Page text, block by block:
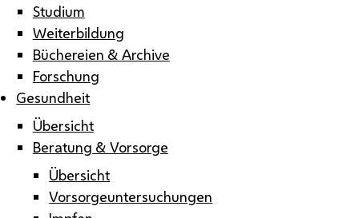
Studium
Weiterbildung
Büchereien & Archive
Forschung
Gesundheit
Übersicht
Beratung & Vorsorge
Übersicht
Vorsorgeuntersuchungen